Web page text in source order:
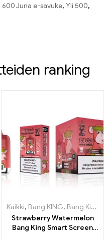
600 Juna e-savuke, Yli 500,
ranking
,
Kaikki, Bang KING, Bang King Smart Screen 15000 Pullistaa
Strawberry Watermelon
Bang King Smart Screen